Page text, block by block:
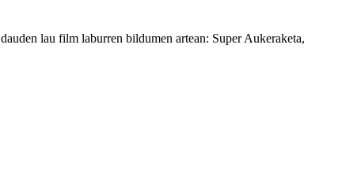
lau film laburren bildumen artean: Super Aukeraketa,